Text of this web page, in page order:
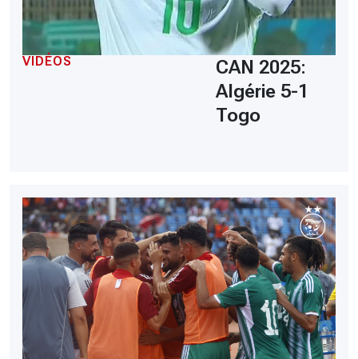
VIDÉOS
CAN 2025:
Algérie 5-1
Togo